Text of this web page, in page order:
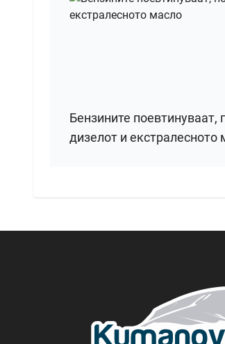
Бензините поевтинуваат,
дизелот и екстралесното